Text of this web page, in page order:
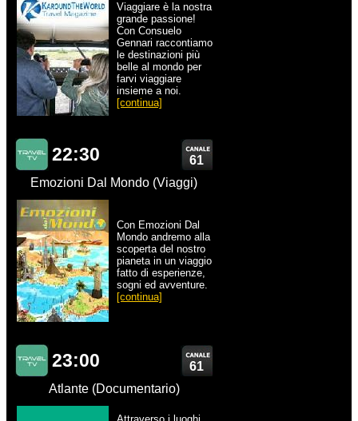
Viaggiare è la nostra
grande passione!
Con Consuelo
Gennari raccontiamo
le destinazioni più
belle al mondo per
farvi viaggiare
insieme a noi.
[continua]
22:30
61
Emozioni Dal Mondo (Viaggi)
Con Emozioni Dal
Mondo andremo alla
scoperta del nostro
pianeta in un viaggio
fatto di esperienze,
sogni ed avventure.
[continua]
23:00
61
Atlante (Documentario)